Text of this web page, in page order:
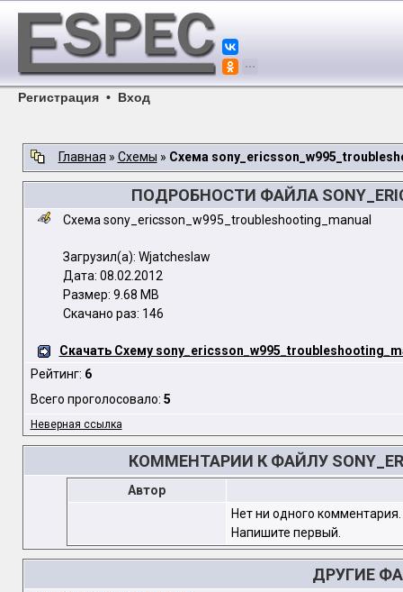
Регистрация • Вход
Главная » Схемы » Схема
ПОДРОБНОСТИ ФАЙЛА
Схема sony_ericsson_w995_troubleshooting_manual
Загрузил(а): Wjatcheslaw
Дата: 08.02.2012
Размер: 9.68 MB
Скачано раз: 146
Скачать Схему
Рейтинг: 6
Всего проголосовало: 5
Неверная ссылка
КОММЕНТАРИИ К ФАЙЛУ
Автор
Нет ни одного комментария.
Напишите первый.
ДРУГИЕ